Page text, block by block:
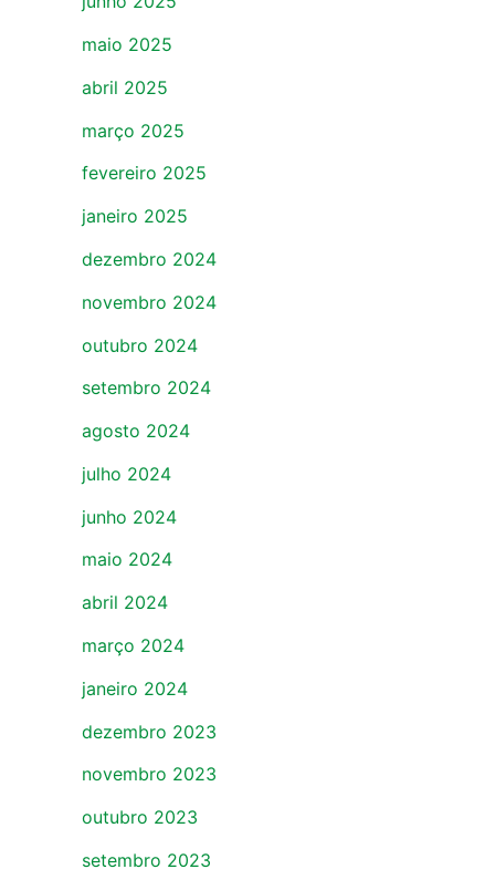
maio 2025
abril 2025
março 2025
fevereiro 2025
janeiro 2025
dezembro 2024
novembro 2024
outubro 2024
setembro 2024
agosto 2024
julho 2024
junho 2024
maio 2024
abril 2024
março 2024
janeiro 2024
dezembro 2023
novembro 2023
outubro 2023
setembro 2023